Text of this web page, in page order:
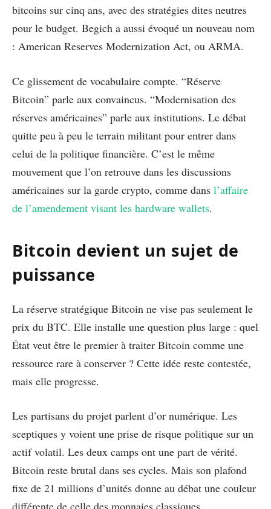
bitcoins sur cinq ans, avec des stratégies dites neutres
pour le budget. Begich a aussi évoqué un nouveau nom
: American Reserves Modernization Act, ou ARMA.
Ce glissement de vocabulaire compte. “Réserve
Bitcoin” parle aux convaincus. “Modernisation des
réserves américaines” parle aux institutions. Le débat
quitte peu à peu le terrain militant pour entrer dans
celui de la politique financière. C’est le même
mouvement que l’on retrouve dans les discussions
américaines sur la garde crypto, comme dans l’affaire
de l’amendement visant les hardware wallets.
Bitcoin devient un sujet de
puissance
La réserve stratégique Bitcoin ne vise pas seulement le
prix du BTC. Elle installe une question plus large : quel
État veut être le premier à traiter Bitcoin comme une
ressource rare à conserver ? Cette idée reste contestée,
mais elle progresse.
Les partisans du projet parlent d’or numérique. Les
sceptiques y voient une prise de risque politique sur un
actif volatil. Les deux camps ont une part de vérité.
Bitcoin reste brutal dans ses cycles. Mais son plafond
fixe de 21 millions d’unités donne au débat une couleur